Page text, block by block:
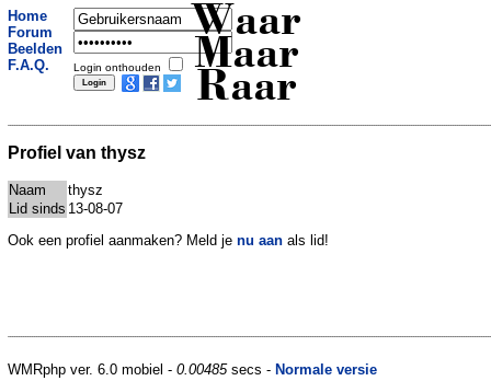
Home
Forum
Beelden
F.A.Q.
Login onthouden
Waar
Maar
Raar
Profiel van thysz
Naam
thysz
Lid sinds 13-08-07
Ook een profiel aanmaken? Meld je nu aan als lid!
WMRphp ver. 6.0 mobiel - 0.00485secs - Normale versie